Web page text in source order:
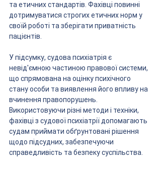
та етичних стандартів. Фахівці повинні
дотримуватися строгих етичних норм у
своїй роботі та зберігати приватність
пацієнтів.
У підсумку, судова психіатрія є
невід'ємною частиною правової системи,
що спрямована на оцінку психічного
стану особи та виявлення його впливу на
вчинення правопорушень.
Використовуючи різні методи і техніки,
фахівці з судової психіатрії допомагають
судам приймати обґрунтовані рішення
щодо підсудних, забезпечуючи
справедливість та безпеку суспільства.